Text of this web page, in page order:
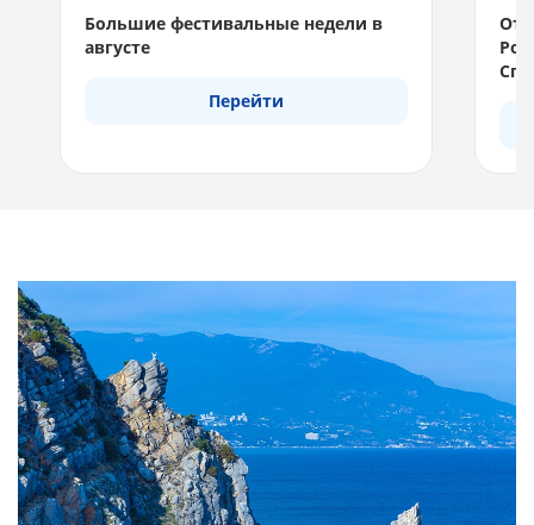
Отель на самом берегу моря.
Роскошный пляж.